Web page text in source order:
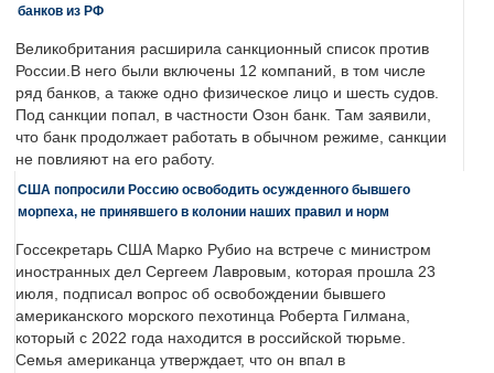
банков из РФ
Великобритания расширила санкционный список против
России.В него были включены 12 компаний, в том числе
ряд банков, а также одно физическое лицо и шесть судов.
Под санкции попал, в частности Озон банк. Там заявили,
что банк продолжает работать в обычном режиме, санкции
не повлияют на его работу.
США попросили Россию освободить осужденного бывшего
морпеха, не принявшего в колонии наших правил и норм
Госсекретарь США Марко Рубио на встрече с министром
иностранных дел Сергеем Лавровым, которая прошла 23
июля, подписал вопрос об освобождении бывшего
американского морского пехотинца Роберта Гилмана,
который с 2022 года находится в российской тюрьме.
Семья американца утверждает, что он впал в